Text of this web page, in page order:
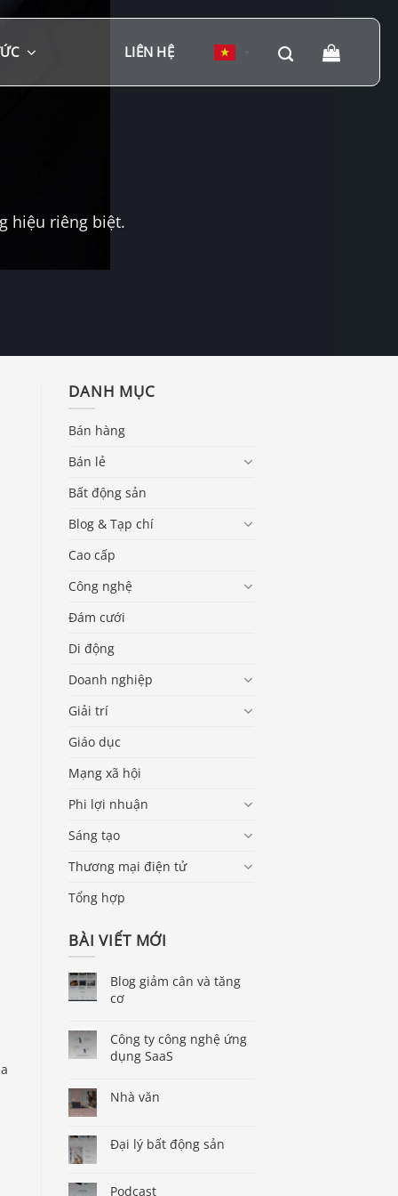
LIÊN HỆ
hiệu riêng biệt.
DANH MỤC
Bán hàng
Bán lẻ
Bất động sản
Blog & Tạp chí
Cao cấp
Công nghệ
Đám cưới
Di động
Doanh nghiệp
Giải trí
Giáo dục
Mạng xã hội
Phi lợi nhuận
Sáng tạo
Thương mại điện tử
Tổng hợp
BÀI VIẾT MỚI
Blog giảm cân và tăng
cơ
Công ty công nghệ ứng
dụng SaaS
Nhà văn
Đại lý bất động sản
Podcast